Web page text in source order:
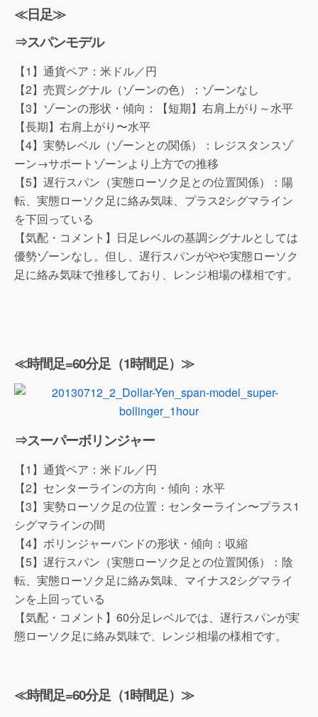
≪日足≫
⇒スパンモデル
【1】通貨ペア：米ドル／円
【2】売買シグナル（ゾーンの色）：ゾーンなし
【3】ゾーンの形状・傾向：【短期】右肩上がり～水平
【長期】右肩上がり〜水平
【4】実勢レベル（ゾーンとの関係）：レジスタンスゾ
ーン→サポートゾーンより上方での推移
【5】遅行スパン（実態ローソク足との位置関係）：陽
転、実態ローソク足に絡み気味、プラス2シグマライン
を下回っている
【気配・コメント】日足レベルの基調シグナルとしては
優勢ゾーンなし。但し、遅行スパンがやや実態ローソク
足に絡み気味で推移しており、レンジ相場の様相です。
≪時間足=60分足（1時間足）≫
⇒スーパーボリンジャー
【1】通貨ペア：米ドル／円
【2】センターラインの方向・傾向：水平
【3】実勢ローソク足の位置：センターライン〜プラス1
シグマラインの間
【4】ボリンジャーバンドの形状・傾向：収縮
【5】遅行スパン（実態ローソク足との位置関係）：陰
転、実態ローソク足に絡み気味、マイナス2シグマライ
ンを上回っている
【気配・コメント】60分足レベルでは、遅行スパンが実
態ローソク足に絡み気味で、レンジ相場の様相です。
≪時間足=60分足（1時間足）≫